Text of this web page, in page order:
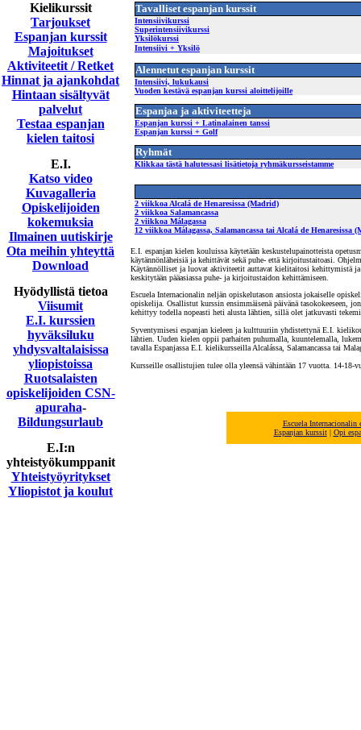
Kielikurssit
Tarjoukset
Espanjan kurssit
Majoitukset
Aktiviteetit / Retket
Hinnat ja ajankohdat
Hintaan sisältyvät
palvelut
Testaa espanjan
kielen taitosi
E.I.
Katso video
Kuvagalleria
Opiskelijoiden
kokemuksia
Ilmainen uutiskirje
Ota meihin yhteyttä
Download
Hyödyllistä tietoa
Viisumit
E.I. kurssien
hyväksiluku
yhdysvaltalaisissa
yliopistoissa
Ruotsalaisten
opiskelijoiden CSN-
apuraha-
Bildungsurlaub
E.I:n
yhteistyökumppanit
Yhteistyöyritykset
Yliopistot ja koulut
Tavalliset espanjan kurssit
Intensiivikurssi
Superintensiivikurssi
Yksilökurssi
Intensiivi + Yksilö
Alennetut espanjan kurssit
Intensiivi, lukukausi
Vuoden kestävä espanjan kurssi aloittelijoille
Espanjaa ja aktiviteetteja
Espanjan kurssi + Latinalainen tanssi
Espanjan kurssi + Golf
Ryhmät
Klikkaa tästä halutessasi lisätietoja ryhmäkursseistamme
2 viikkoa Alcalá de Henaresissa (Madrid)
2 viikkoa Salamancassa
2 viikkoa Málagassa
12 viikkoa Málagassa, Salamancassa tai Alcalá de Henaresissa
E.I. espanjan kielen kouluissa käytetään keskustelupainotteista
käytännönläheisiä ja kehittävät sekä puhe- että kirjoitustaitoasi.
Käytännölliset ja luovat aktiviteetit auttavat kielitaitosi kehittymistä ja
keskitytään pääasiassa puhe- ja kirjoitustaidon kehittämiseen.
Escuela Internacionalin neljän opiskelutason ansiosta jokaiselle
opiskelija. Osallistut kurssin ensimmäisenä päivänä tasokokeeseen,
kehittyy todella nopeasti heti alusta lähtien, sillä olet jatkuvasti
Syventymisesi espanjan kieleen ja kulttuuriin yhdistettynä E.I.
lähtien. Uuden kielen oppii parhaiten puhumalla, kuuntelemalla,
tavalla Espanjassa E.I. kielikursseilla Alcalássa, Salamancassa tai
Kursseille osallistujien tulee olla yleensä vähintään 17 vuotta. 14-18-
Escuela
Espanjankurssit| Opi